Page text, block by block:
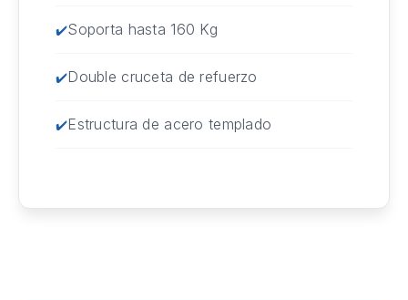
Soporta hasta 160 Kg
Double cruceta de refuerzo
Estructura de acero templado